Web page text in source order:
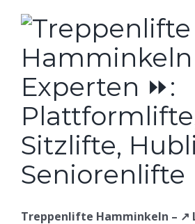
Treppenlifte Hamminkeln – ↗️